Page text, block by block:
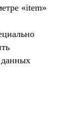
«item»
данных